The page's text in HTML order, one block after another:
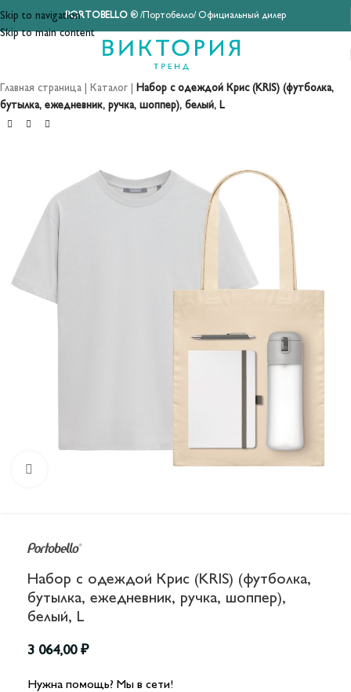
Skip to navigation
Skip to main content
PORTOBELLO® /Портобелло/ Официальный дилер
Главная страница Каталог
Набор с одеждой Крис (KRIS) (футболка,
бутылка, ежедневник, ручка, шоппер), белый, L
Набор с одеждой Крис (KRIS) (футболка,
бутылка, ежедневник, ручка, шоппер),
белый, L
3 064,00 ₽
Нужна помощь? Мы в сети!